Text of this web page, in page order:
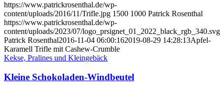
https://www.patrickrosenthal.de/wp-
content/uploads/2016/11/Trifle.jpg 1500 1000 Patrick Rosenthal
https://www.patrickrosenthal.de/wp-
content/uploads/2023/07/logo_prsignet_01_2022_black_rgb_340.svg
Patrick Rosenthal2016-11-04 06:00:162019-08-29 14:28:13Apfel-
Karamell Trifle mit Cashew-Crumble
Kekse, Pralines und Kleingebäck
Kleine Schokoladen-Windbeutel